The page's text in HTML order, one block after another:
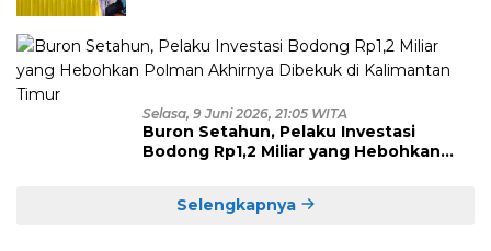
Selasa, 9 Juni 2026, 21:05 WITA
Buron Setahun, Pelaku Investasi
Bodong Rp1,2 Miliar yang Hebohkan
Selengkapnya